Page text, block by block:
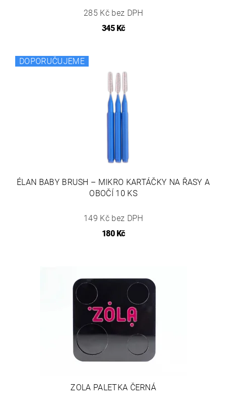
285 Kč bez DPH
345 Kč
DOPORUČUJEME
ÉLAN BABY BRUSH – MIKRO KARTÁČKY NA ŘASY A
OBOČÍ 10 KS
149 Kč bez DPH
180 Kč
ZOLA PALETKA ČERNÁ